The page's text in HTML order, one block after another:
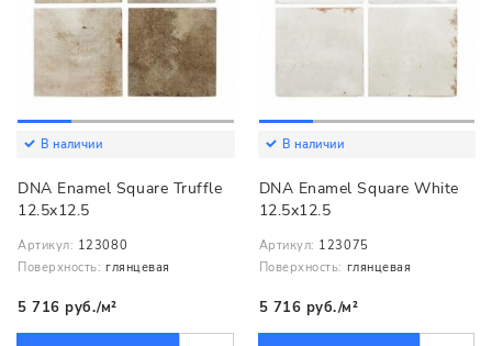
В наличии
DNA Enamel Square Truffle
12.5x12.5
Артикул: 123080
Поверхность: глянцевая
5 716 руб./м²
В наличии
DNA Enamel Square White
12.5x12.5
Артикул: 123075
Поверхность: глянцевая
5 716 руб./м²